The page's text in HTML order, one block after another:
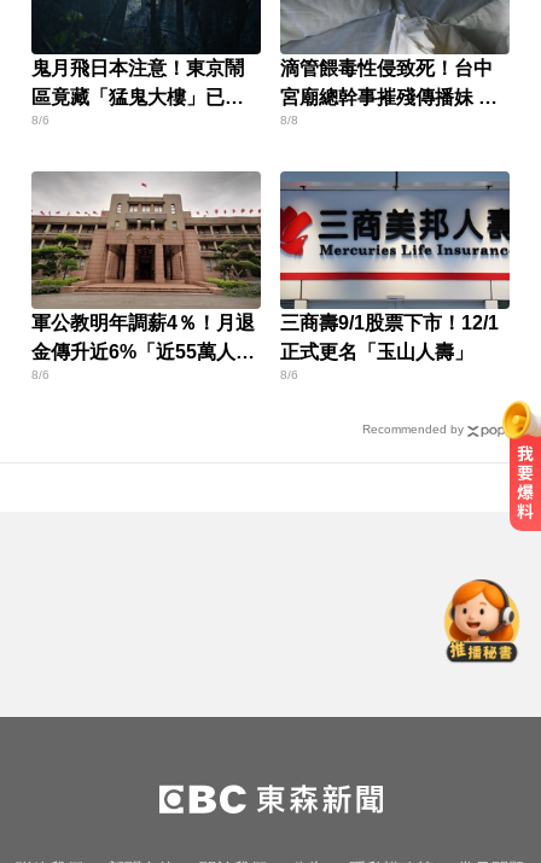
鬼月飛日本注意！東京鬧
區竟藏「猛鬼大樓」已奪
14命
8/6
滴管餵毒性侵致死！台中
宮廟總幹事摧殘傳播妹 下
場出爐
8/8
軍公教明年調薪4％！月退
金傳升近6%「近55萬人受
惠」
8/6
三商壽9/1股票下市！12/1
正式更名「玉山人壽」
8/6
Recommended by
析師：只是剛開始
一變天膝蓋就發癢？李祖寧自曝半
月板變形，醫揭保骨與增肌兩大救